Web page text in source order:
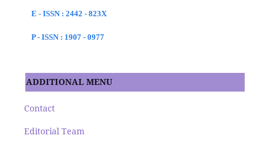
E - ISSN : 2442 - 823X
P - ISSN : 1907 - 0977
ADDITIONAL MENU
Contact
Editorial Team